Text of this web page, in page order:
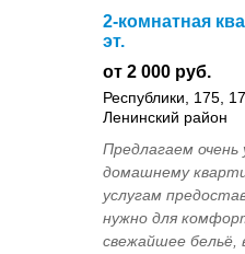
2-комнатная
эт.
от 2 000 руб.
Республики, 175,
Ленинский район
Предлагаем
домашнему
услугам
нужно для
свежайшее бельё,